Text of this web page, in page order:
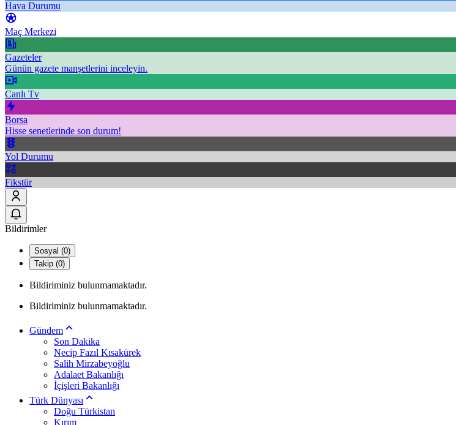
Hava Durumu
Maç Merkezi
Gazeteler
Günün gazete manşetlerini inceleyin.
Canlı Tv
Borsa
Hisse senetlerinde son durum!
Yol Durumu
Fikstür
Bildirimler
Sosyal (0)
Takip (0)
Bildiriminiz bulunmamaktadır.
Bildiriminiz bulunmamaktadır.
Gündem
Son Dakika
Necip Fazıl Kısakürek
Salih Mirzabeyoğlu
Adalaet Bakanlığı
İçişleri Bakanlığı
Türk Dünyası
Doğu Türkistan
Kırım